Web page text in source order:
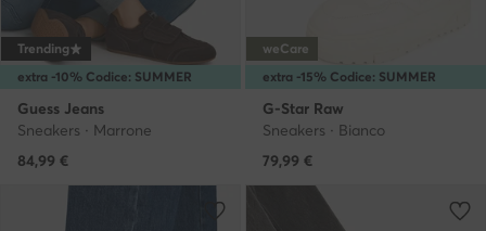
extra -10% Codice: SUMMER
Trending
Guess Jeans
Sneakers · Marrone
84,99 €
extra -15% Codice: SUMMER
weCare
G-Star Raw
Sneakers · Bianco
79,99 €